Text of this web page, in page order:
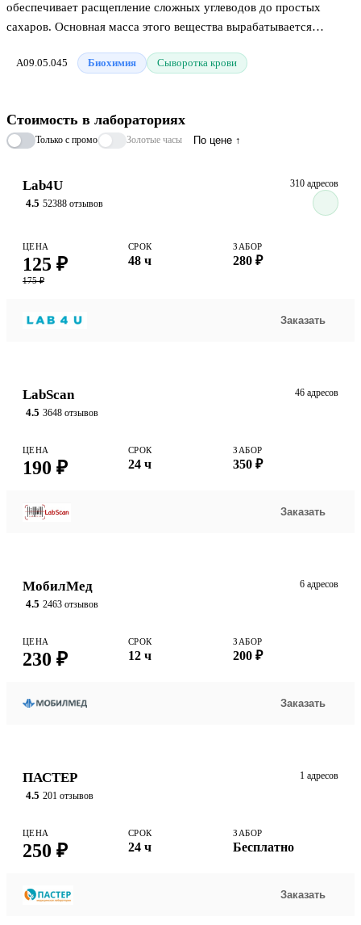
обеспечивает расщепление сложных углеводов до простых
сахаров. Основная масса этого вещества вырабатывается
диагностике определение активности альфа-амилазы в крови
работоспособности.
A09.05.045 Биохимия Сыворотка крови
Стоимость в лабораториях
Только с промо Золотые часы По цене ↑
Lab4U
4.5 52388 отзывов
310 адресов
ЦЕНА
125 ₽
175 ₽
СРОК
48 ч
ЗАБОР
280 ₽
Заказать
LabScan
4.5 3648 отзывов
46 адресов
ЦЕНА
190 ₽
СРОК
24 ч
ЗАБОР
350 ₽
Заказать
МобилМед
4.5 2463 отзывов
6 адресов
ЦЕНА
230 ₽
СРОК
12 ч
ЗАБОР
200 ₽
Заказать
ПАСТЕР
4.5 201 отзывов
1 адресов
ЦЕНА
250 ₽
СРОК
24 ч
ЗАБОР
Бесплатно
Заказать